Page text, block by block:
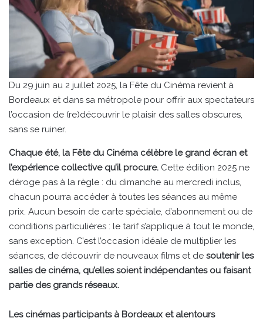
Du 29 juin au 2 juillet 2025, la Fête du Cinéma revient à
Bordeaux et dans sa métropole pour offrir aux spectateurs
l’occasion de (re)découvrir le plaisir des salles obscures,
sans se ruiner.
Chaque été, la Fête du Cinéma célèbre le grand écran et
l’expérience collective qu’il procure. Cette édition 2025 ne
déroge pas à la règle : du dimanche au mercredi inclus,
chacun pourra accéder à toutes les séances au même
prix. Aucun besoin de carte spéciale, d’abonnement ou de
conditions particulières : le tarif s’applique à tout le monde,
sans exception. C’est l’occasion idéale de multiplier les
séances, de découvrir de nouveaux films et de soutenir les
salles de cinéma, qu’elles soient indépendantes ou faisant
partie des grands réseaux.
Les cinémas participants à Bordeaux et alentours